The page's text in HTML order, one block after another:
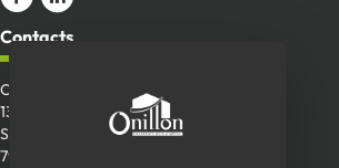
Contacts
Onillon SAS
13 Place de la Roche
Saint-Aubin-de-Baubigné
79700 Mauléon